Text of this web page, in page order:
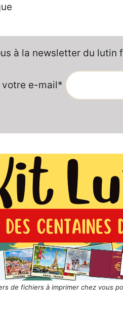
à la newsletter du lutin
votre e-mail*
de fichiers à imprimer chez vous